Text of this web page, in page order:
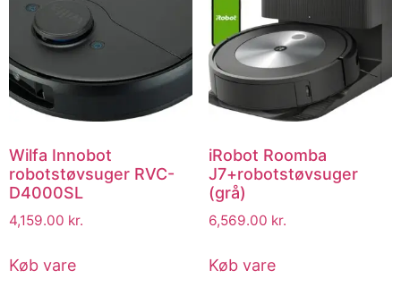
Wilfa Innobot
robotstøvsuger RVC-
D4000SL
4,159.00 kr.
Køb vare
iRobot Roomba
J7+robotstøvsuger
(grå)
6,569.00 kr.
Køb vare